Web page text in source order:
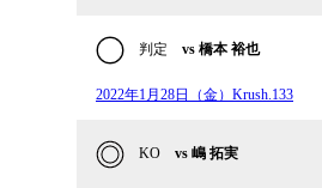
判定 vs 橋本 裕也
2022年1月28日（金）Krush.133
KO vs 嶋 拓実